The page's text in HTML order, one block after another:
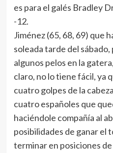
es para el galés Bradley
-12.
Jiménez (65, 68, 69) que
soleada tarde del
algunos pelos en la
claro, no lo tiene fácil, ya
cuatro golpes de la
cuatro españoles que
haciéndole compañía al
posibilidades de ganar el
terminar en posiciones de